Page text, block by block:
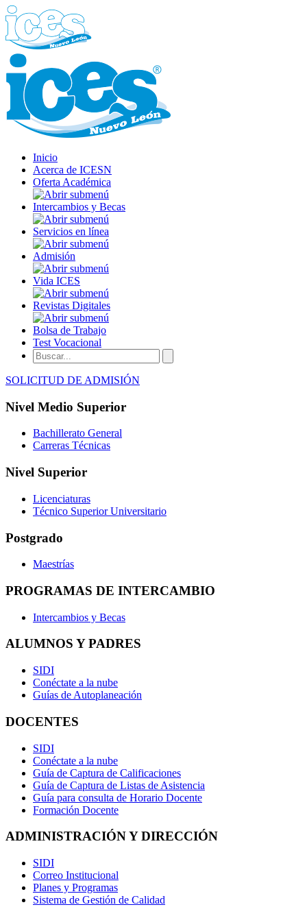
Inicio
Acerca de ICESN
Oferta Académica
Intercambios y Becas
Servicios en línea
Admisión
Vida ICES
Revistas Digitales
Bolsa de Trabajo
Test Vocacional
SOLICITUD DE ADMISIÓN
Nivel Medio Superior
Bachillerato General
Carreras Técnicas
Nivel Superior
Licenciaturas
Técnico Superior Universitario
Postgrado
Maestrías
PROGRAMAS DE INTERCAMBIO
Intercambios y Becas
ALUMNOS Y PADRES
SIDI
Conéctate a la nube
Guías de Autoplaneación
DOCENTES
SIDI
Conéctate a la nube
Guía de Captura de Calificaciones
Guía de Captura de Listas de Asistencia
Guía para consulta de Horario Docente
Formación Docente
ADMINISTRACIÓN Y DIRECCIÓN
SIDI
Correo Institucional
Planes y Programas
Sistema de Gestión de Calidad